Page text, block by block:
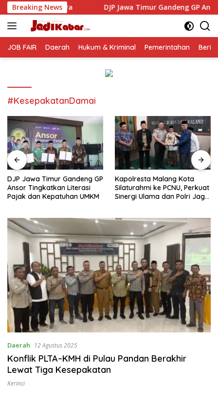
Langsung
ke
konten
Breaking News
DJP Jawa Timur Gandeng GP Ansor Tingkatkan
JOB FAIR Daerah Hukum & Kriminal Pemerintahan
#KesepakatanDamai
DJP Jawa Timur Gandeng GP
Ansor Tingkatkan Literasi
Pajak dan Kepatuhan UMKM
Kapolresta Malang Kota
Silaturahmi ke PCNU, Perkuat
Sinergi Ulama dan Polri Jaga
Daerah 12 Agustus 2025
Konflik PLTA–KMH di Pulau Pandan Berakhir
Lewat Tiga Kesepakatan
Kerinci